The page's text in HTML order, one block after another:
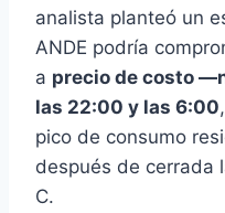
analista planteó un
ANDE podría
a precio de costo
las 22:00 y las 6:00
pico de consumo
después de cerrada
C.